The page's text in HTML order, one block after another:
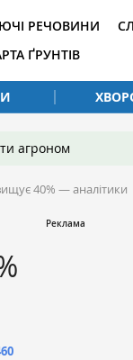
РЕЧОВИНИ
ҐРУНТІВ
агроном
40% — аналітики